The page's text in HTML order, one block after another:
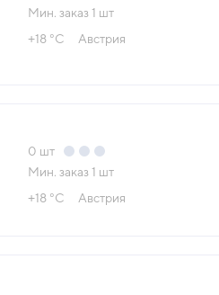
Мин. заказ 1 шт
+18 °С
Австрия
0 шт
Мин. заказ 1 шт
+18 °С
Австрия